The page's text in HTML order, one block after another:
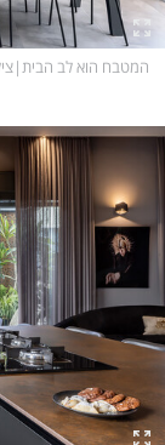
המטבח הוא לב הבית|